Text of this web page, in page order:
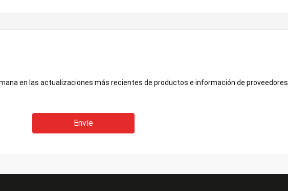
en las actualizaciones más recientes de productos e información de proveedores.